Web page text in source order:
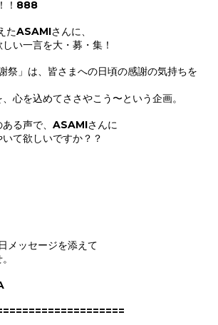
！888
たASAMIさんに、
い一言を大・募 ・ 集！
祭」は、 皆さまへの日頃の感謝の気持ちを
心を込めてささやこう〜という企画。
ある声で、ASAMIさんに
て欲しいですか？？
メッセージを添えて